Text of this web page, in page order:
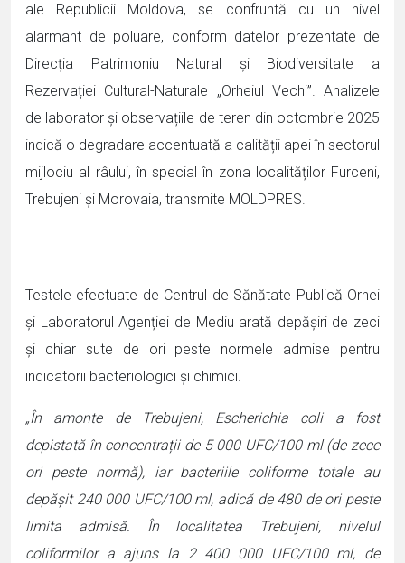
ale Republicii Moldova, se confruntă cu un nivel
alarmant de poluare, conform datelor prezentate de
Direcția Patrimoniu Natural și Biodiversitate a
Rezervației Cultural-Naturale „Orheiul Vechi”. Analizele
de laborator și observațiile de teren din octombrie 2025
indică o degradare accentuată a calității apei în sectorul
mijlociu al râului, în special în zona localităților Furceni,
Trebujeni și Morovaia, transmite MOLDPRES.
Testele efectuate de Centrul de Sănătate Publică Orhei
și Laboratorul Agenției de Mediu arată depășiri de zeci
și chiar sute de ori peste normele admise pentru
indicatorii bacteriologici și chimici.
„În amonte de Trebujeni, Escherichia coli a fost
depistată în concentrații de 5 000 UFC/100 ml (de zece
ori peste normă), iar bacteriile coliforme totale au
depășit 240 000 UFC/100 ml, adică de 480 de ori peste
limita admisă. În localitatea Trebujeni, nivelul
coliformilor a ajuns la 2 400 000 UFC/100 ml, de